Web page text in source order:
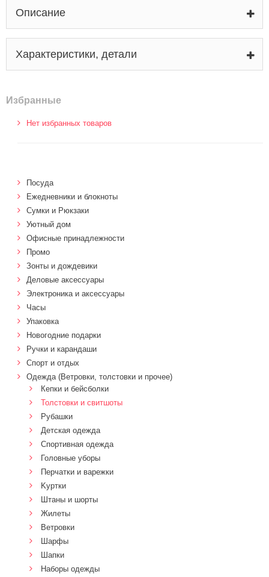
Описание
Характеристики, детали
Избранные
Нет избранных товаров
Посуда
Ежедневники и блокноты
Сумки и Рюкзаки
Уютный дом
Офисные принадлежности
Промо
Зонты и дождевики
Деловые аксессуары
Электроника и аксессуары
Часы
Упаковка
Новогодние подарки
Ручки и карандаши
Спорт и отдых
Одежда (Ветровки, толстовки и прочее)
Кепки и бейсболки
Толстовки и свитшоты
Рубашки
Детская одежда
Спортивная одежда
Головные уборы
Перчатки и варежки
Kуртки
Штаны и шорты
Жилеты
Ветровки
Шарфы
Шапки
Наборы одежды